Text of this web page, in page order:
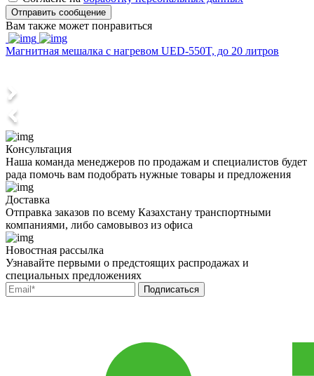
Отправить сообщение
Вам также может понравиться
Магнитная мешалка с нагревом UED-550T, до 20 литров
Консультация
Наша команда менеджеров по продажам и специалистов будет
рада помочь вам подобрать нужные товары и предложения
Доставка
Отправка заказов по всему Казахстану транспортными
компаниями, либо самовывоз из офиса
Новостная рассылка
Узнавайте первыми о предстоящих распродажах и
специальных предложениях